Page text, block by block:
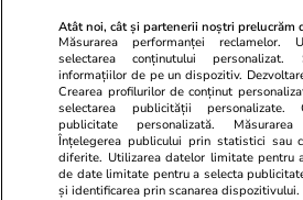
Atât noi, cât și partenerii noștri prelucrăm
Măsurarea performanței reclamelor.
selectarea conținutului personalizat.
informațiilor de pe un dispozitiv.
Crearea profilurilor de conținut
selectarea publicității personalizate.
publicitate personalizată.
Înțelegerea publicului prin statistici sau
diferite. Utilizarea datelor limitate pentru
de date limitate pentru a selecta
și identificarea prin scanarea dispozitivului.